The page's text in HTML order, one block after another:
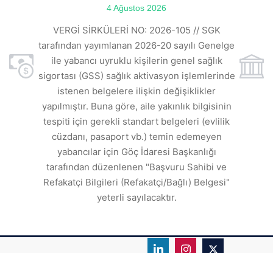
4 Ağustos 2026
VERGİ SİRKÜLERİ NO: 2026-105 // SGK
tarafından yayımlanan 2026-20 sayılı Genelge
ile yabancı uyruklu kişilerin genel sağlık
sigortası (GSS) sağlık aktivasyon işlemlerinde
istenen belgelere ilişkin değişiklikler
yapılmıştır. Buna göre, aile yakınlık bilgisinin
tespiti için gerekli standart belgeleri (evlilik
cüzdanı, pasaport vb.) temin edemeyen
yabancılar için Göç İdaresi Başkanlığı
tarafından düzenlenen "Başvuru Sahibi ve
Refakatçi Bilgileri (Refakatçi/Bağlı) Belgesi"
yeterli sayılacaktır.